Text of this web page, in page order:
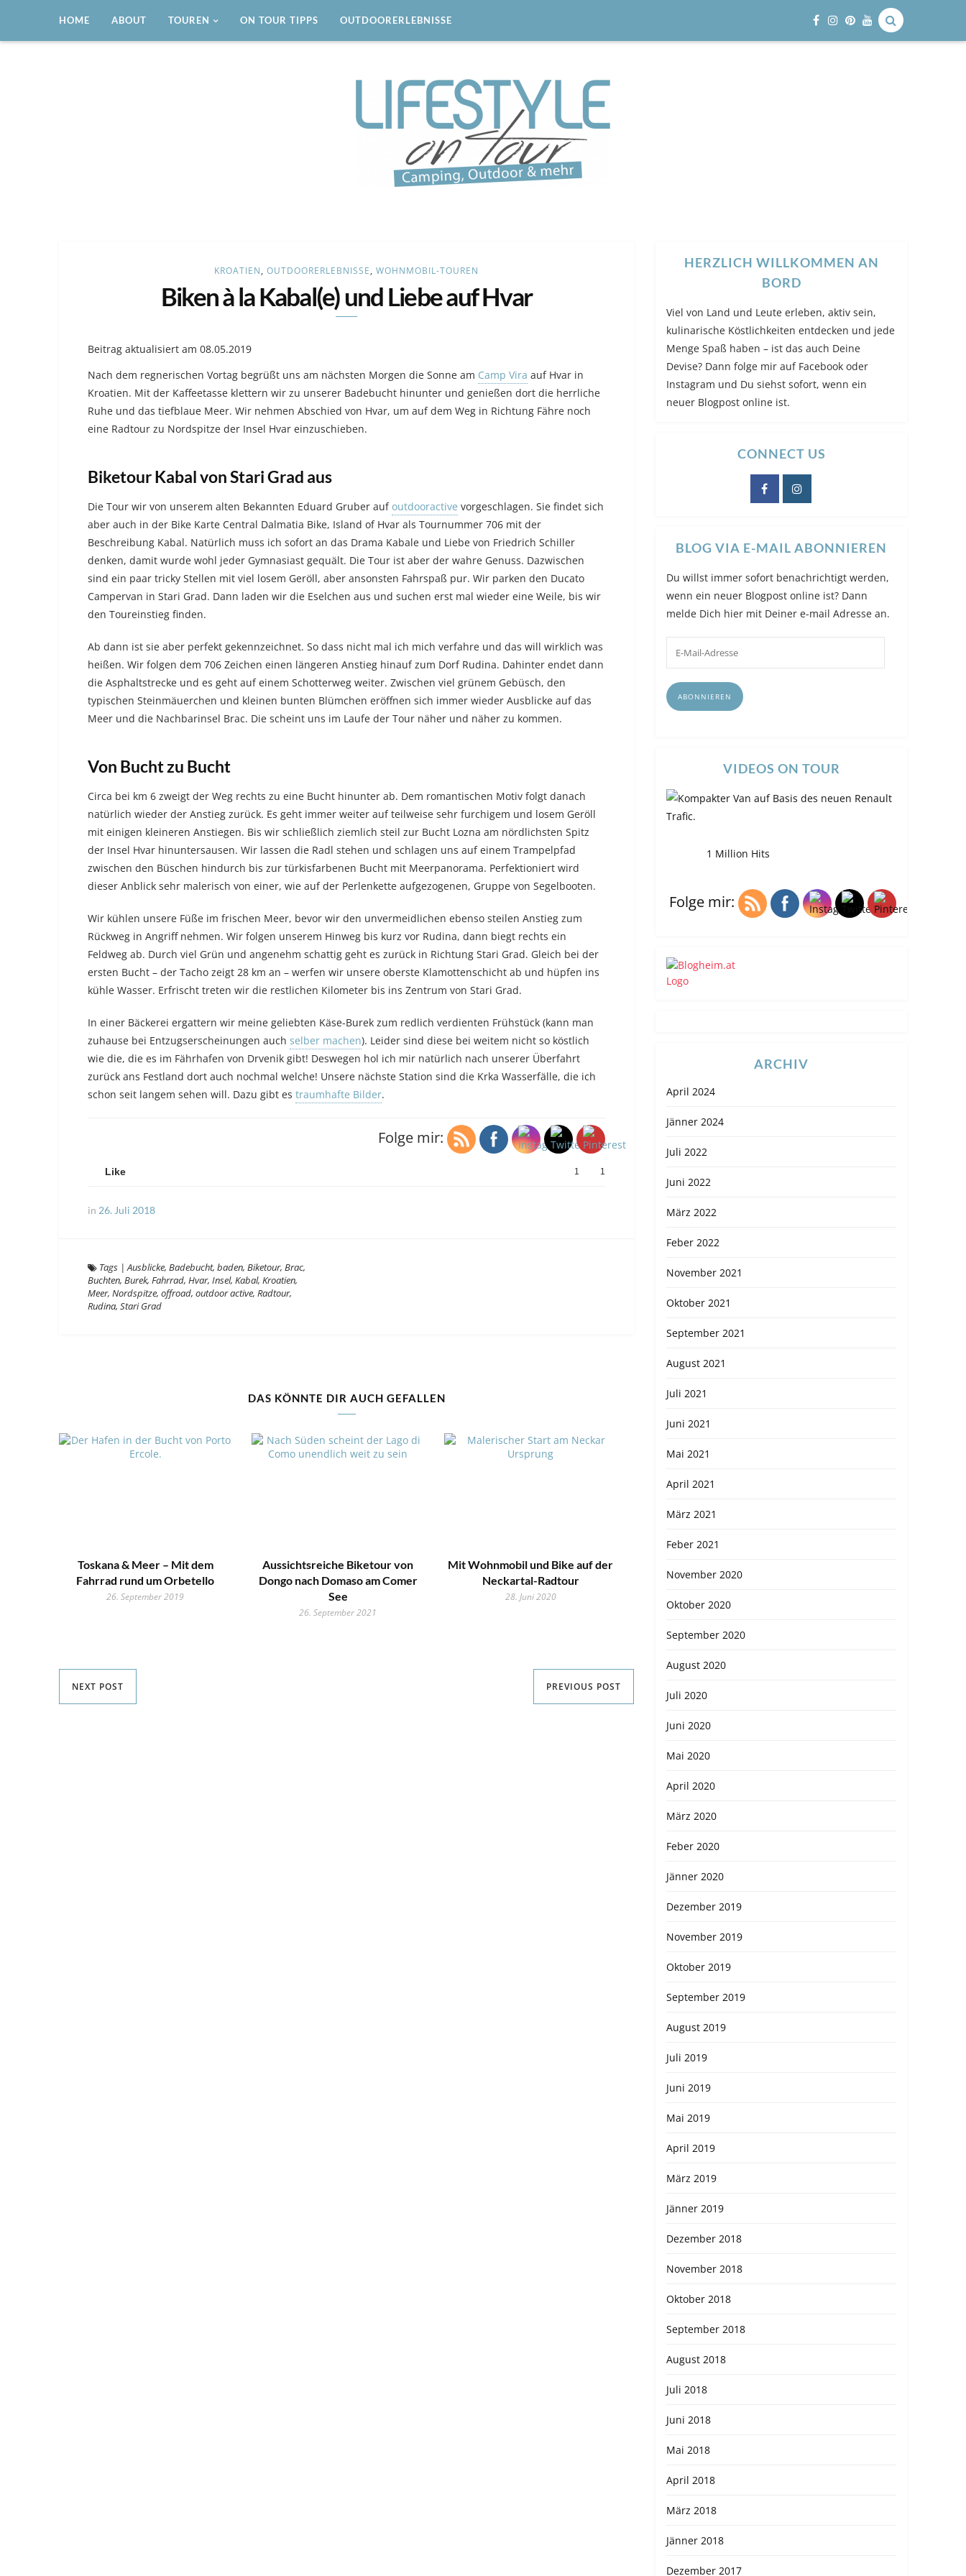
HOME ABOUT TOUREN ON TOUR TIPPS OUTDOORERLEBNISSE
KROATIEN, OUTDOORERLEBNISSE, WOHNMOBIL-TOUREN
Biken à la Kabal(e) und Liebe auf Hvar
Beitrag aktualisiert am 08.05.2019
Nach dem regnerischen Vortag begrüßt uns am nächsten Morgen die Sonne am Camp Vira auf Hvar in
Kroatien. Mit der Kaffeetasse klettern wir zu unserer Badebucht hinunter und genießen dort die herrliche
Ruhe und das tiefblaue Meer. Wir nehmen Abschied von Hvar, um auf dem Weg in Richtung Fähre noch
eine Radtour zu Nordspitze der Insel Hvar einzuschieben.
Biketour Kabal von Stari Grad aus
Die Tour wir von unserem alten Bekannten Eduard Gruber aufoutdooractive vorgeschlagen. Sie findet sich
aber auch in der Bike Karte Central Dalmatia Bike, Island of Hvar als Tournummer 706 mit der
Beschreibung Kabal. Natürlich muss ich sofort an das Drama Kabale und Liebe von Friedrich Schiller
denken, damit wurde wohl jeder Gymnasiast gequält. Die Tour ist aber der wahre Genuss. Dazwischen
sind ein paar tricky Stellen mit viel losem Geröll, aber ansonsten Fahrspaß pur. Wir parken den Ducato
Campervan in Stari Grad. Dann laden wir die Eselchen aus und suchen erst mal wieder eine Weile, bis wir
den Toureinstieg finden.
Ab dann ist sie aber perfekt gekennzeichnet. So dass nicht mal ich mich verfahre und das will wirklich was
heißen. Wir folgen dem 706 Zeichen einen längeren Anstieg hinauf zum Dorf Rudina. Dahinter endet dann
die Asphaltstrecke und es geht auf einem Schotterweg weiter. Zwischen viel grünem Gebüsch, den
typischen Steinmäuerchen und kleinen bunten Blümchen eröffnen sich immer wieder Ausblicke auf das
Meer und die Nachbarinsel Brac. Die scheint uns im Laufe der Tour näher und näher zu kommen.
Von Bucht zu Bucht
Circa bei km 6 zweigt der Weg rechts zu eine Bucht hinunter ab. Dem romantischen Motiv folgt danach
natürlich wieder der Anstieg zurück. Es geht immer weiter auf teilweise sehr furchigem und losem Geröll
mit einigen kleineren Anstiegen. Bis wir schließlich ziemlich steil zur Bucht Lozna am nördlichsten Spitz
der Insel Hvar hinuntersausen. Wir lassen die Radl stehen und schlagen uns auf einem Trampelpfad
zwischen den Büschen hindurch bis zur türkisfarbenen Bucht mit Meerpanorama. Perfektioniert wird
dieser Anblick sehr malerisch von einer, wie auf der Perlenkette aufgezogenen, Gruppe von Segelbooten.
Wir kühlen unsere Füße im frischen Meer, bevor wir den unvermeidlichen ebenso steilen Anstieg zum
Rückweg in Angriff nehmen. Wir folgen unserem Hinweg bis kurz vor Rudina, dann biegt rechts ein
Feldweg ab. Durch viel Grün und angenehm schattig geht es zurück in Richtung Stari Grad. Gleich bei der
ersten Bucht – der Tacho zeigt 28 km an – werfen wir unsere oberste Klamottenschicht ab und hüpfen ins
kühle Wasser. Erfrischt treten wir die restlichen Kilometer bis ins Zentrum von Stari Grad.
In einer Bäckerei ergattern wir meine geliebten Käse-Burek zum redlich verdienten Frühstück (kann man
zuhause bei Entzugserscheinungen auch selber machen). Leider sind diese bei weitem nicht so köstlich
wie die, die es im Fährhafen von Drvenik gibt! Deswegen hol ich mir natürlich nach unserer Überfahrt
zurück ans Festland dort auch nochmal welche! Unsere nächste Station sind die Krka Wasserfälle, die ich
schon seit langem sehen will. Dazu gibt es traumhafte Bilder.
Folge mir:
Like 1 1
in 26. Juli 2018
Tags |Ausblicke, Badebucht, baden, Biketour, Brac,
Buchten, Burek, Fahrrad, Hvar, Insel, Kabal, Kroatien,
Meer, Nordspitze, offroad, outdoor active, Radtour,
Rudina, Stari Grad
DAS KÖNNTE DIR AUCH GEFALLEN
Toskana & Meer – Mit dem
Fahrrad rund um Orbetello
26. September 2019
Aussichtsreiche Biketour von
Dongo nach Domaso am Comer
See
26. September 2021
Mit Wohnmobil und Bike auf der
Neckartal-Radtour
28. Juni 2020
PREVIOUS POST
NEXT POST
HERZLICH WILLKOMMEN AN
BORD
Viel von Land und Leute erleben, aktiv sein,
kulinarische Köstlichkeiten entdecken und jede
Menge Spaß haben – ist das auch Deine
Devise? Dann folge mir auf Facebook oder
Instagram und Du siehst sofort, wenn ein
neuer Blogpost online ist.
CONNECT US
BLOG VIA E-MAIL ABONNIEREN
Du willst immer sofort benachrichtigt werden,
wenn ein neuer Blogpost online ist? Dann
melde Dich hier mit Deiner e-mail Adresse an.
Adresse
ABONNIEREN
VIDEOS ON TOUR
1 Million Hits
Folge mir:
ARCHIV
April 2024
Jänner 2024
Juli 2022
Juni 2022
März 2022
Feber 2022
November 2021
Oktober 2021
September 2021
August 2021
Juli 2021
Juni 2021
Mai 2021
April 2021
März 2021
Feber 2021
November 2020
Oktober 2020
September 2020
August 2020
Juli 2020
Juni 2020
Mai 2020
April 2020
März 2020
Feber 2020
Jänner 2020
Dezember 2019
November 2019
Oktober 2019
September 2019
August 2019
Juli 2019
Juni 2019
Mai 2019
April 2019
März 2019
Jänner 2019
Dezember 2018
November 2018
Oktober 2018
September 2018
August 2018
Juli 2018
Juni 2018
Mai 2018
April 2018
März 2018
Jänner 2018
Dezember 2017